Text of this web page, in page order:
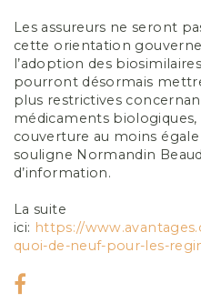
Les assureurs ne seront
cette orientation
l’adoption des
pourront désormais
plus restrictives
médicaments
couverture au moins
souligne Normandin
d’information.
La suite
ici: https://
quoi-de-neuf-pour-les-